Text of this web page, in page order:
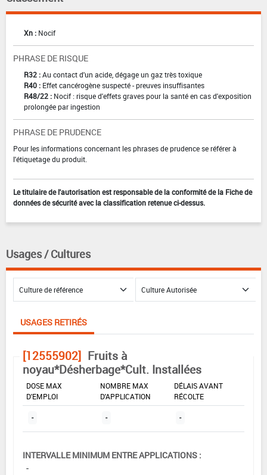
Xn : Nocif
PHRASE DE RISQUE
R32 :Au contact d'un acide, dégage un gaz très toxique
R40 : Effet cancérogène suspecté - preuves insuffisantes
R48/22 : Nocif : risque d'effets graves pour la santé en cas d'exposition
prolongée par ingestion
PHRASE DE PRUDENCE
Pour les informations concernant les phrases de prudence se référer à
l'étiquetage du produit.
Le titulaire de l'autorisation est responsable de la conformité de la Fiche de
données de sécurité avec la classification retenue ci-dessus.
Usages / Cultures
USAGES RETIRÉS
[12555902] Fruits à
noyau*Désherbage*Cult. Installées
DOSE MAX
D'EMPLOI
NOMBRE MAX
D'APPLICATION
DÉLAIS AVANT
RÉCOLTE
- - -
INTERVALLE MINIMUM ENTRE APPLICATIONS :
-